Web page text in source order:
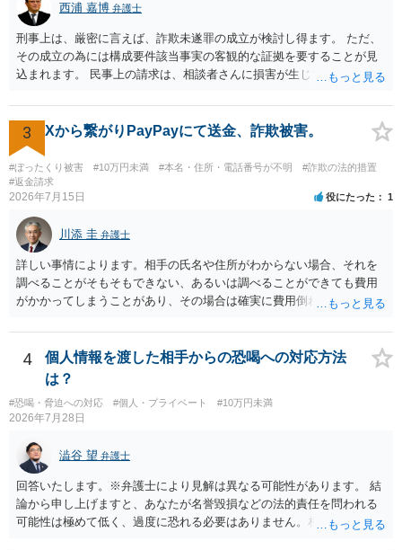
西浦 嘉博 弁護士
刑事上は、厳密に言えば、詐欺未遂罪の成立が検討し得ます。 ただ、
その成立の為には構成要件該当事実の客観的な証拠を要することが見
込まれます。 民事上の請求は、相談者さんに損害が生じていない以
い場合、最寄りの法律事務所での相談を検討ください。 上記、ご参考
ください。
3 Xから繋がりPayPayにて送金、詐欺被害。
#ぼったくり被害 #10万円未満 #本名・住所・電話番号が不明
#詐欺の法的措置
#返金請求
2026年7月15日 役にたった 1
川添 圭 弁護士
詳しい事情によります。相手の氏名や住所がわからない場合、それを
調べることがそもそもできない、あるいは調べることができても費用
がかかってしまうことがあり、その場合は確実に費用倒れになりそう
4
個人情報を渡した相手からの恐喝への対応方法
は？
#恐喝・脅迫への対応 #個人・プライベート #10万円未満
2026年7月28日
澁谷 望 弁護士
回答いたします。※弁護士により見解は異なる可能性があります。 結
論から申し上げますと、あなたが名誉毀損などの法的責任を問われる
可能性は極めて低く、過度に恐れる必要はありません。相手の行為こ